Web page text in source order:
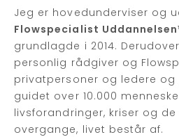
Jeg er hovedunderviser og
Flowspecialist
grundlagde i 2014.
personlig rådgiver og
privatpersoner og ledere og
guidet over 10.000
livsforandringer, kriser og
overgange, livet består af.